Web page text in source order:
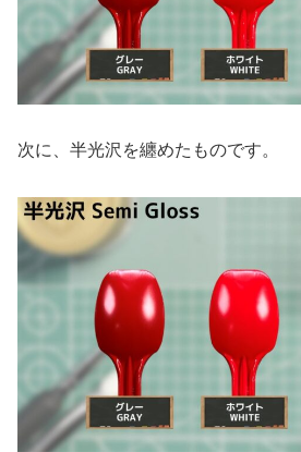
次に、半光沢を纏めたものです。